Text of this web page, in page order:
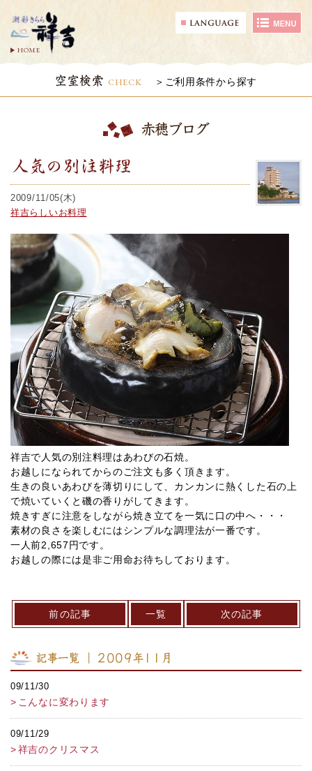
HOME
空室検索 CHECK ご利用条件から探す
赤穂ブログ
人気の別注料理
2009/11/05(木)
祥吉らしいお料理
祥吉で人気の別注料理はあわびの石焼。
お越しになられてからのご注文も多く頂きます。
生きの良いあわびを薄切りにして、カンカンに熱くした石の上
で焼いていくと磯の香りがしてきます。
焼きすぎに注意をしながら焼き立てを一気に口の中へ・・・
素材の良さを楽しむにはシンプルな調理法が一番です。
一人前2,657円です。
お越しの際には是非ご用命お待ちしております。
前の記事 一覧 次の記事
記事一覧 ｜ 2009年11月
09/11/30
こんなに変わります
09/11/29
祥吉のクリスマス